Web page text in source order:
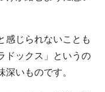
じられないことも
ドックス」というの
いものです。